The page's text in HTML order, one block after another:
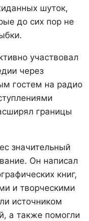
шуток,
до сих пор не
участвовал
через
гостем на радио
границы
значительный
Он написал
книг,
и творческими
источником
а также помогли